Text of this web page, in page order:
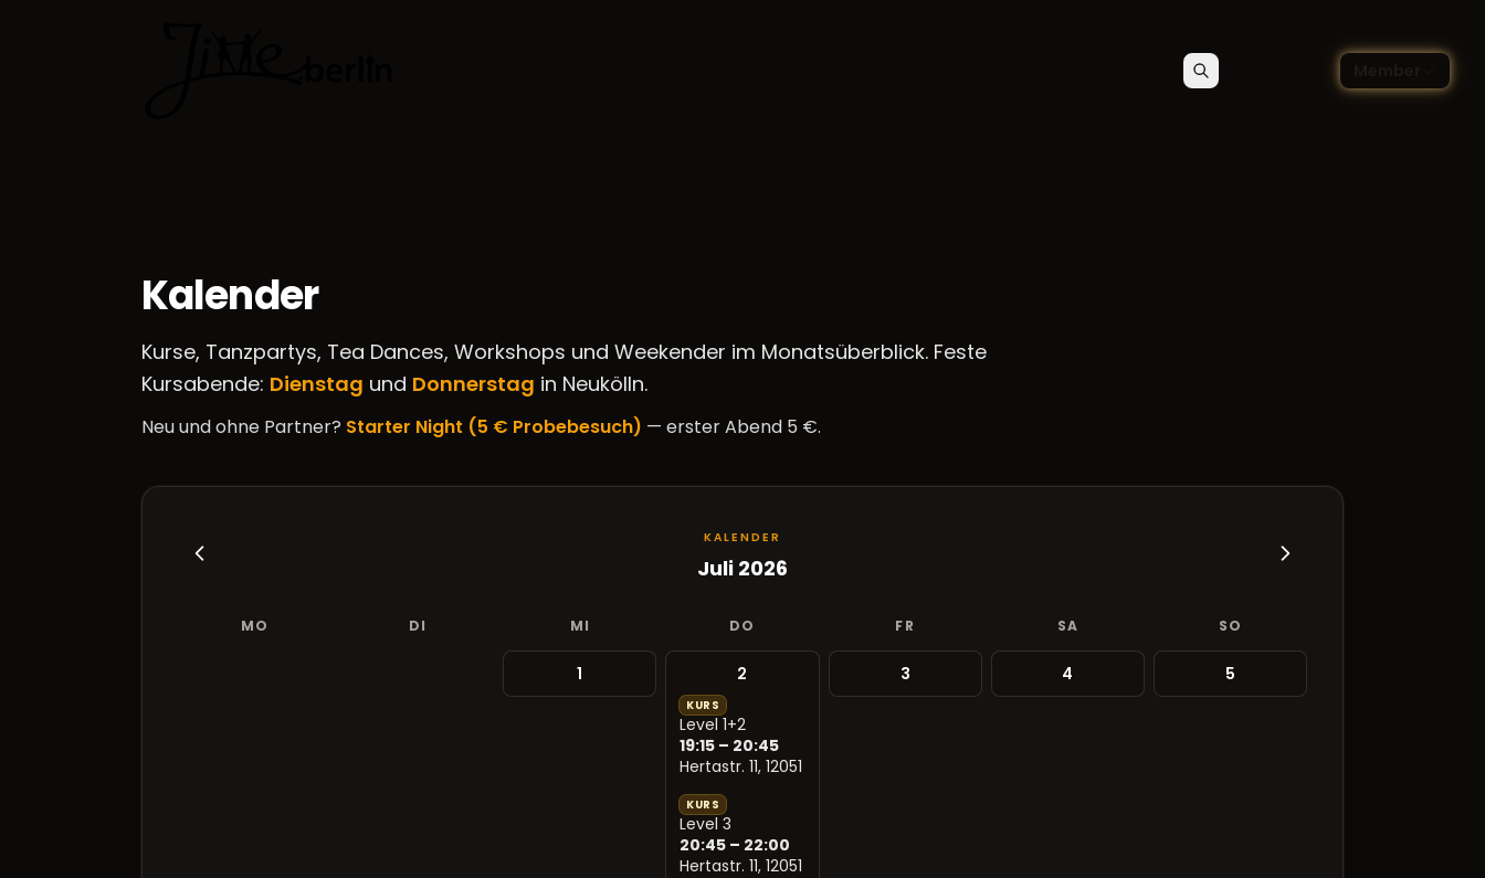
Suchen Sprache wählen — Deutsch
Kalender
Kurse, Tanzpartys, Tea Dances, Workshops und Weekender im Monatsüberblick. Feste
Kursabende: Dienstag und Donnerstag in Neukölln.
Neu und ohne Partner? Starter Night (5 € Probebesuch) — erster Abend 5 €.
KALENDER
Juli 2026
MO DI MI DO FR SA SO
1 2
KURS
Level 1+2
19:15 – 20:45
Hertastr. 11, 12051
KURS
Level 3
20:45 – 22:00
Hertastr. 11, 12051
3 4 5